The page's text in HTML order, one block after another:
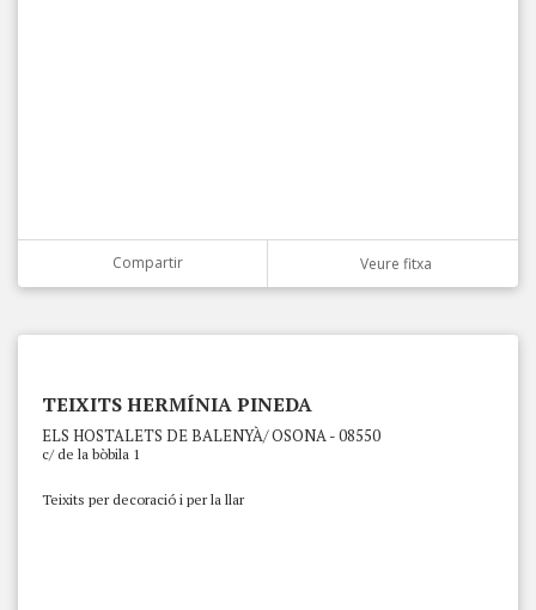
Compartir Veure fitxa
TEIXITS HERMÍNIA PINEDA
ELS HOSTALETS DE BALENYÀ/ OSONA - 08550
c/ de la bòbila 1
Teixits per decoració i per la llar